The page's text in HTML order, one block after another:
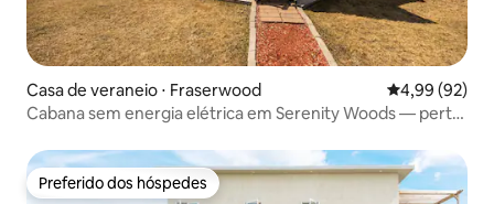
Casa de veraneio ⋅ Fraserwood 4,99 de uma
4,99 (92)
Cabana sem energia elétrica em Serenity Woods — perto
Preferido dos hóspedes
Preferido dos hóspedes